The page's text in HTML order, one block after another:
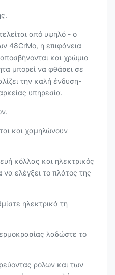
από υψηλό - ο
48CrMo, η επιφάνεια
και χρώμιο
μπορεί να φθάσει σε
την καλή ένδυση-
υπηρεσία.
και χαμηλώνουν
κόλλας και ηλεκτρικός
ελέγξει το πλάτος της
ηλεκτρικά τη
λαδώστε το
ρόλων και των